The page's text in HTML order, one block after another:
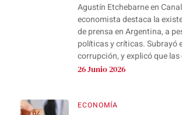
Agustín Etchebarne en
economista destaca la
de prensa en Argentina, a
políticas y críticas. Subrayó
corrupción, y explicó que
26 Junio 2026
ECONOMÍA